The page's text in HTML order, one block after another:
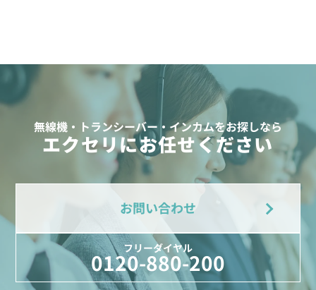
無線機・トランシーバー・インカムをお探しなら
エクセリにお任せください
お問い合わせ
フリーダイヤル
0120-880-200